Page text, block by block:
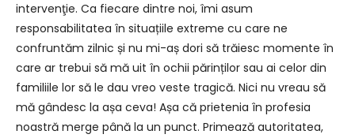
intervenţie. Ca fiecare dintre noi, îmi asum
responsabilitatea în situațiile extreme cu care ne
confruntăm zilnic și nu mi-aș dori să trăiesc momente în
care ar trebui să mă uit în ochii părinților sau ai celor din
familiile lor să le dau vreo veste tragică. Nici nu vreau să
mă gândesc la așa ceva! Așa că prietenia în profesia
noastră merge până la un punct. Primează autoritatea,